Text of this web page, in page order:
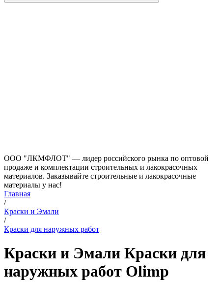
ООО "ЛКМФЛОТ" — лидер российского рынка по оптовой
продаже и комплектации строительных и лакокрасочных
материалов. Заказывайте строительные и лакокрасочные
материалы у нас!
Главная
/
Краски и Эмали
/
Краски для наружных работ
Краски и Эмали Краски для
наружных работ Olimp